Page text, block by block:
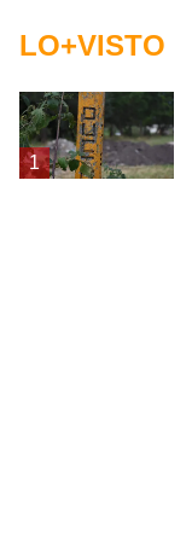
LO+VISTO
1